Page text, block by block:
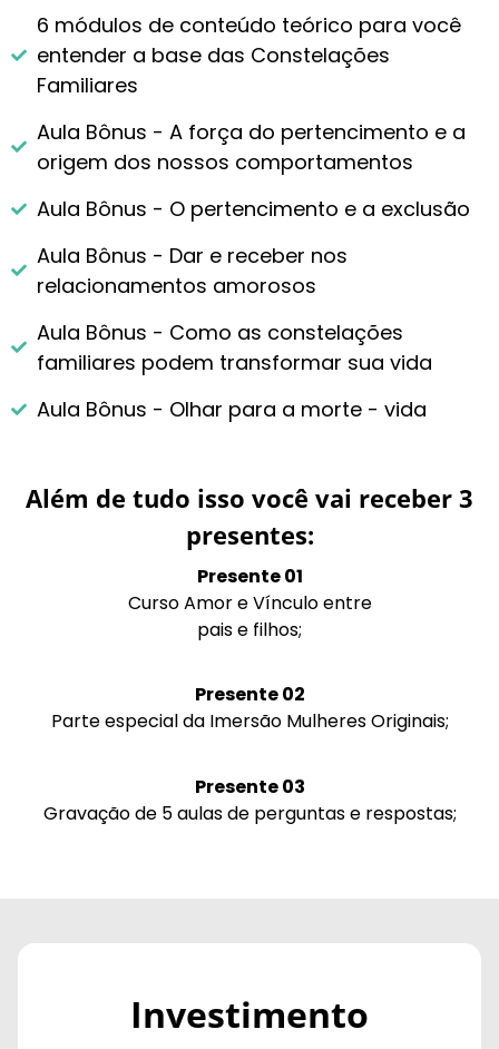
6 módulos de conteúdo teórico para você
entender a base das Constelações
Familiares
Aula Bônus - A força do pertencimento e a
origem dos nossos comportamentos
Aula Bônus - O pertencimento e a exclusão
Aula Bônus - Dar e receber nos
relacionamentos amorosos
Aula Bônus - Como as constelações
familiares podem transformar sua vida
Aula Bônus - Olhar para a morte - vida
Além de tudo isso você vai receber 3
presentes:
Presente 01
Curso Amor e Vínculo entre
pais e filhos;
Presente 02
Parte especial da Imersão Mulheres Originais;
Presente 03
Gravação de 5 aulas de perguntas e respostas;
Investimento